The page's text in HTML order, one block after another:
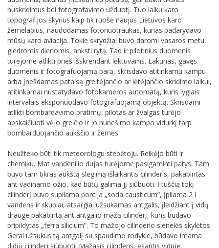
nuskridimus bei fotografavimo užduotį. Tuo laiku karo
topografijos skyrius kaip tik ruošė naujus Lietuvos karo
žemėlapius, naudodamas fotonuotraukas, kurias padarydavo
mūsų karo aviacija. Tokie skrydžiai buvo daromi vasaros metu,
giedromis dienomis, anksti rytą. Tad ir pilotinius duomenis
turėjome atlikti prieš išskrendant lėktuvams. Lakūnas, gavęs
duomenis ir fotografuojamą barą, skrisdavo atitinkamu kampu
arba įnešdamas pataisą greitėjančio ar lėtėjančio skridimo laikui,
atitinkamai nustatydavo fotokameros automatą, kuris lygiais
intervalais eksponuodavo fotografuojamą objektą. Skrisdami
atlikti bombardavimo pratimų, pilotas ar žvalgas turėjo
apskaičiuoti vėjo greičio ir jo nunešimo kampo vidurkį tarp
bombarduojančio aukščio ir žemės.
Neužteko būti tik meteorologu stebėtoju. Reikėjo būti ir
chemiku. Mat vandenilio dujas turėjome pasigaminti patys. Tam
buvo tam tikras aukštą slėgimą išlaikantis cilinderis, pakabintas
ant vadinamo ožio, kad būtų galima jį siūbuoti. Į tuščią tokį
cilinderį buvo supilama porcija „soda causticum”, įpilama 2 l
vandens ir skubiai, atsargiai užsukamas antgalis, įleidžiant į vidų
drauge pakabintą ant antgalio mažą cilinderį, kuris būdavo
pripildytas „ferra silicium”. To mažojo cilinderio sienelės skylėtos.
Gerai užsukus tą antgalį su spaudimo rodykle, būdavo imama
didįjį cilinderj siūbuoti. Mažasis cilinderis, esantis viduje,